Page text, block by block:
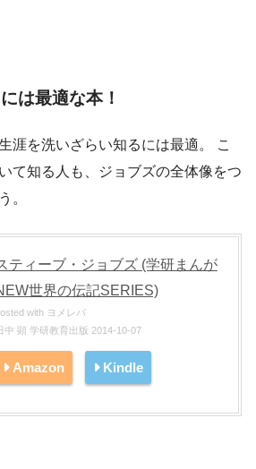
は最適な本！
涯を洗いざらい知るには最適。 こ
て知る人も、ジョブズの全体像をつ
。
ティーブ・ジョブズ (学研まんが
世界の伝記SERIES)
with ヨメレバ
中 顕 学研教育出版 2014-10-07
Amazon Kindle